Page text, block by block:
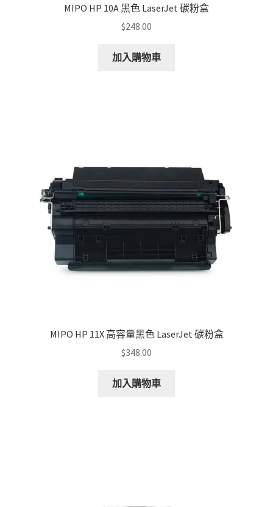
MIPO HP 10A 黑色 LaserJet 碳粉盒
$248.00
加入購物車
MIPO HP 11X 高容量黑色 LaserJet 碳粉盒
$348.00
加入購物車